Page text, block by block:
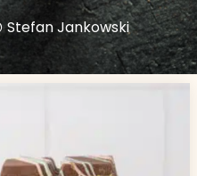
Stefan Jankowski